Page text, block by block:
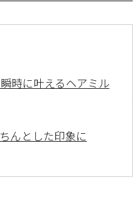
時に叶えるヘアミル
んとした印象に